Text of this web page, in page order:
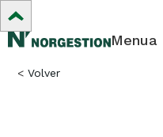
Menua
< Volver